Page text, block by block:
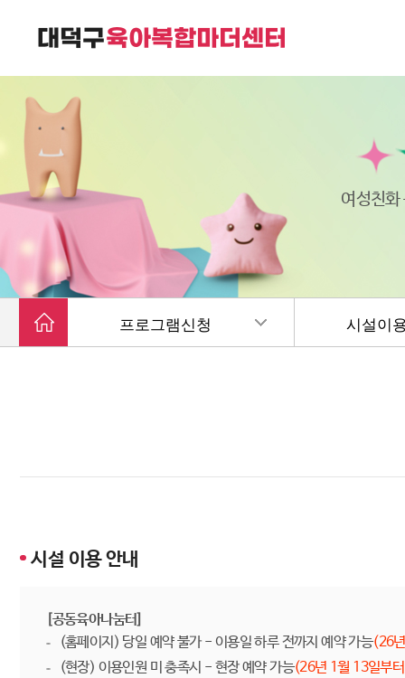
대덕구육아복합마더센터는
여성친화
프로그램신청 시설이
시설 이용 안내
[공동육아나눔터]
(홈페이지) 당일 예약 불가 - 이용일 하루 전까지 예약 가능(26
(현장) 이용인원 미 충족시 - 현장 예약 가능(26년 1월 13일부